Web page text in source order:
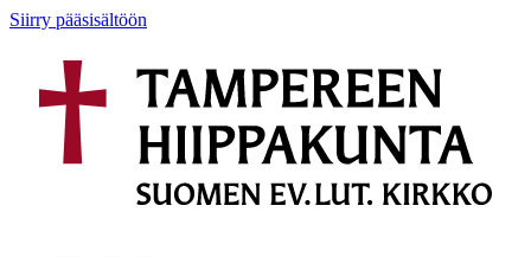
Siirry pääsisältöön